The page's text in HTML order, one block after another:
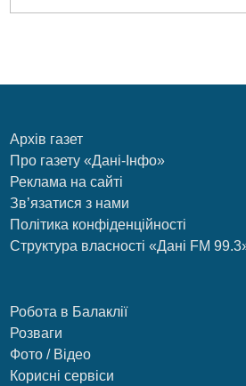
Архів газет
Про газету «Дані-Інфо»
Реклама на сайті
Зв’язатися з нами
Політика конфіденційності
Структура власності «Дані FM
Робота в Балаклії
Розваги
Фото / Відео
Корисні сервіси